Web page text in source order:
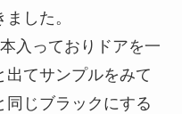
した。
入っておりドアを一
てサンプルをみて
同じブラックにする